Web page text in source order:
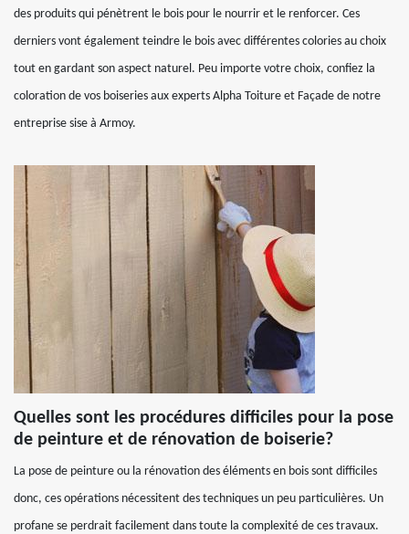
des produits qui pénètrent le bois pour le nourrir et le renforcer. Ces
derniers vont également teindre le bois avec différentes colories au choix
tout en gardant son aspect naturel. Peu importe votre choix, confiez la
coloration de vos boiseries aux experts Alpha Toiture et Façade de notre
entreprise sise à Armoy.
Quelles sont les procédures difficiles pour la pose
de peinture et de rénovation de boiserie?
La pose de peinture ou la rénovation des éléments en bois sont difficiles
donc, ces opérations nécessitent des techniques un peu particulières. Un
profane se perdrait facilement dans toute la complexité de ces travaux.